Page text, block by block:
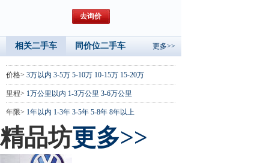
相关二手车 同价位二手车 更多>>
价格> 3万以内 3-5万 5-10万 10-15万 15-20万
里程> 1万公里以内 1-3万公里 3-6万公里
年限> 1年以内 1-3年 3-5年 5-8年 8年以上
精品坊更多>>